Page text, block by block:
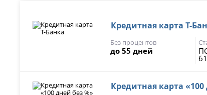
Кредитная карта Т-
Без процентов
до 55 дней
Кредитная карта «100